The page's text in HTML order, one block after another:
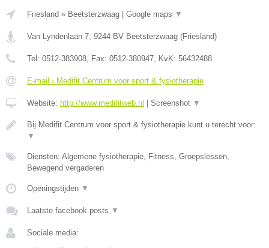
Friesland » Beetsterzwaag Google maps ▼
Van Lyndenlaan 7 9244 BV Beetsterzwaag (Friesland)
Tel: 0512-383908 , Fax: 0512-380947 , KvK: 56432488
E-mail › Medifit Centrum voor sport & fysiotherapie
Website: http://www.medifitweb.nl Screenshot ▼
Bij Medifit Centrum voor sport & fysiotherapie kunt u terecht voor:
▼
Diensten: Algemene fysiotherapie, Fitness, Groepslessen,
Bewegend vergaderen
Openingstijden ▼
Laatste facebook posts ▼
Sociale media: